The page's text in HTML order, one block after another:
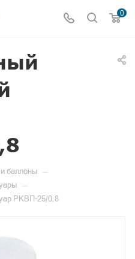
0
баллоны —
—
РКВП-25/0,8